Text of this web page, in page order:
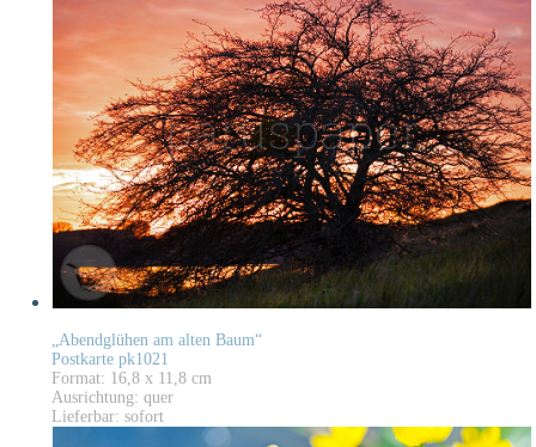
„Abendglühen am alten Baum“
Postkarte pk1021
Format: 16,8 x 11,8 cm
Ausrichtung: quer
Lieferbar: sofort